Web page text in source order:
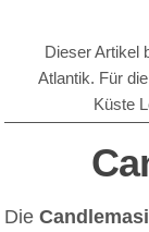
Dieser Artikel
Atlantik. Für
Küste
Die